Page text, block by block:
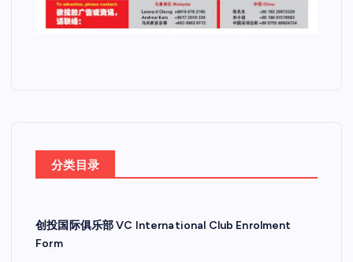
分类目录
创投国际俱乐部 VC International Club Enrolment
Form